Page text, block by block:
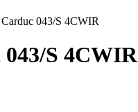
043/S 4CWIR
S 4CWIR